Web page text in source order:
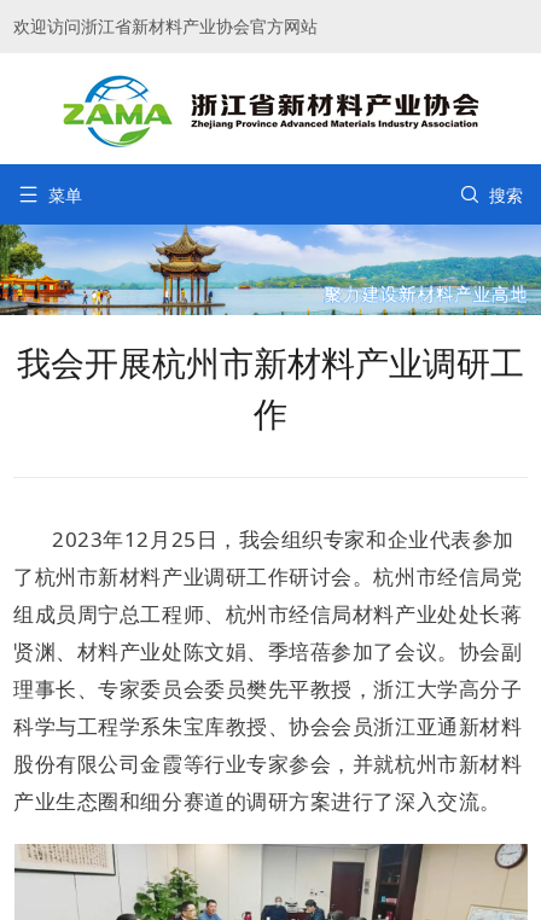
欢迎访问浙江省新材料产业协会官方网站
 菜单  搜索
我会开展杭州市新材料产业调研工
作
2023年12月25日，我会组织专家和企业代表参加
了杭州市新材料产业调研工作研讨会。杭州市经信局党
组成员周宁总工程师、杭州市经信局材料产业处处长蒋
贤渊、材料产业处陈文娟、季培蓓参加了会议。协会副
理事长、专家委员会委员樊先平教授，浙江大学高分子
科学与工程学系朱宝库教授、协会会员浙江亚通新材料
股份有限公司金霞等行业专家参会，并就杭州市新材料
产业生态圈和细分赛道的调研方案进行了深入交流。